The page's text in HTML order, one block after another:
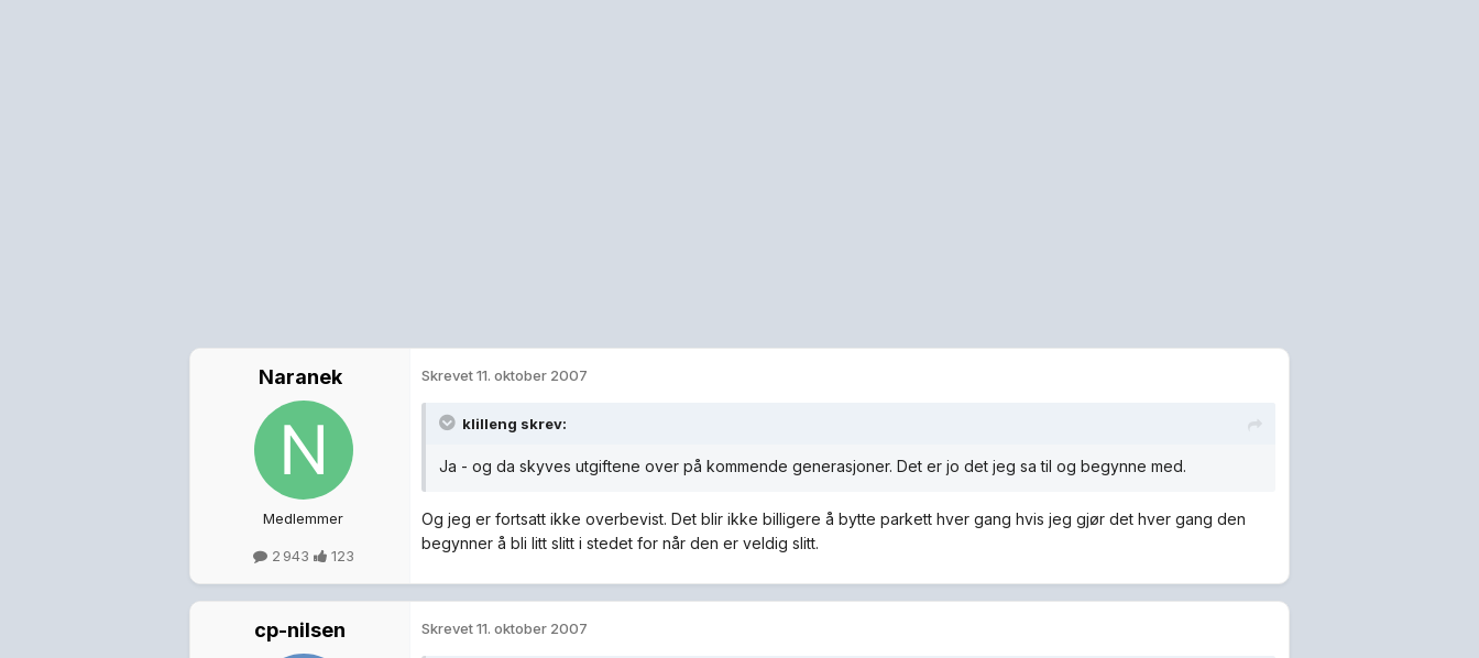
Naranek
Medlemmer
2 943 123
Skrevet11. oktober 2007
klilleng skrev:
Ja - og da skyves utgiftene over på kommende generasjoner. Det er jo det jeg sa til og begynne med.
Og jeg er fortsatt ikke overbevist. Det blir ikke billigere å bytte parkett hver gang hvis jeg gjør det hver gang den
begynner å bli litt slitt i stedet for når den er veldig slitt.
cp-nilsen Skrevet11. oktober 2007